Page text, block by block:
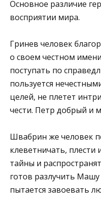
Основное различие
восприятии мира.
Гринев человек
о своем честном имени
поступать по
пользуется
целей, не плетет
чести. Петр добрый и
Швабрин же человек
клеветничать, плести
тайны и
готов разлучить
пытается завоевать